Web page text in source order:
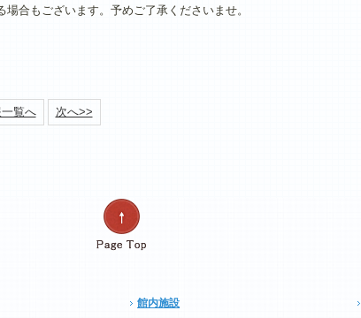
合もございます。予めご了承くださいませ。
覧へ 次へ>>
館内施設